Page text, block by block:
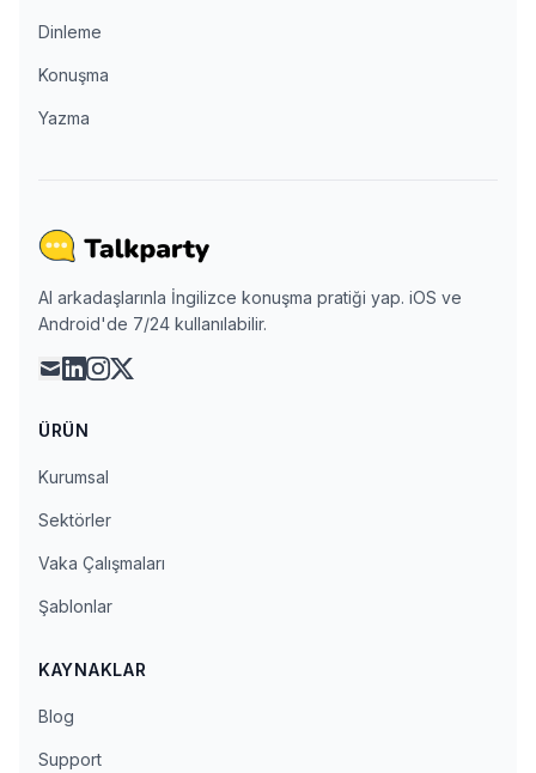
Dinleme
Konuşma
Yazma
AI arkadaşlarınla İngilizce konuşma pratiği yap. iOS ve
Android'de 7/24 kullanılabilir.
maillinkedin
instagram
x
ÜRÜN
Kurumsal
Sektörler
Vaka Çalışmaları
Şablonlar
KAYNAKLAR
Blog
Support